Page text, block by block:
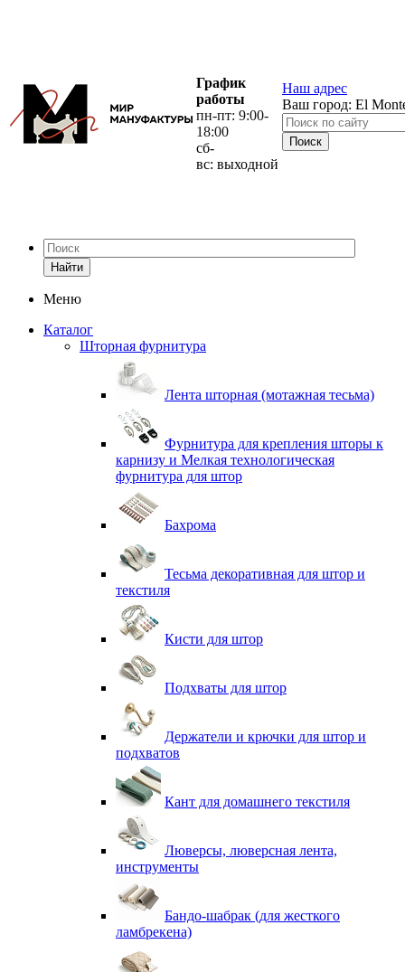
График
работы
пн-пт: 9:00-
18:00
сб-
вс: выходной
Наш адрес
Ваш город: El
Найти
Меню
Каталог
Шторная фурнитура
Лента шторная (мотажная тесьма)
Фурнитура для крепления шторы к
карнизу и Мелкая технологическая
фурнитура для штор
Бахрома
Тесьма декоративная для штор и
текстиля
Кисти для штор
Подхваты для штор
Держатели и крючки для штор и
подхватов
Кант для домашнего текстиля
Люверсы, люверсная лента,
инструменты
Бандо-шабрак (для жесткого
ламбрекена)